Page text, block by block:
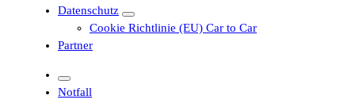
Datenschutz
Cookie Richtlinie (EU) Car to Car
Partner
Notfall